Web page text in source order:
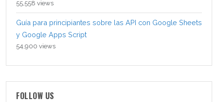
55,558 views
Guía para principiantes sobre las API con Google Sheets
y Google Apps Script
54,900 views
FOLLOW US